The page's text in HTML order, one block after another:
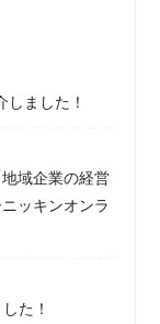
しました！
域企業の経営
ッキンオンラ
た！